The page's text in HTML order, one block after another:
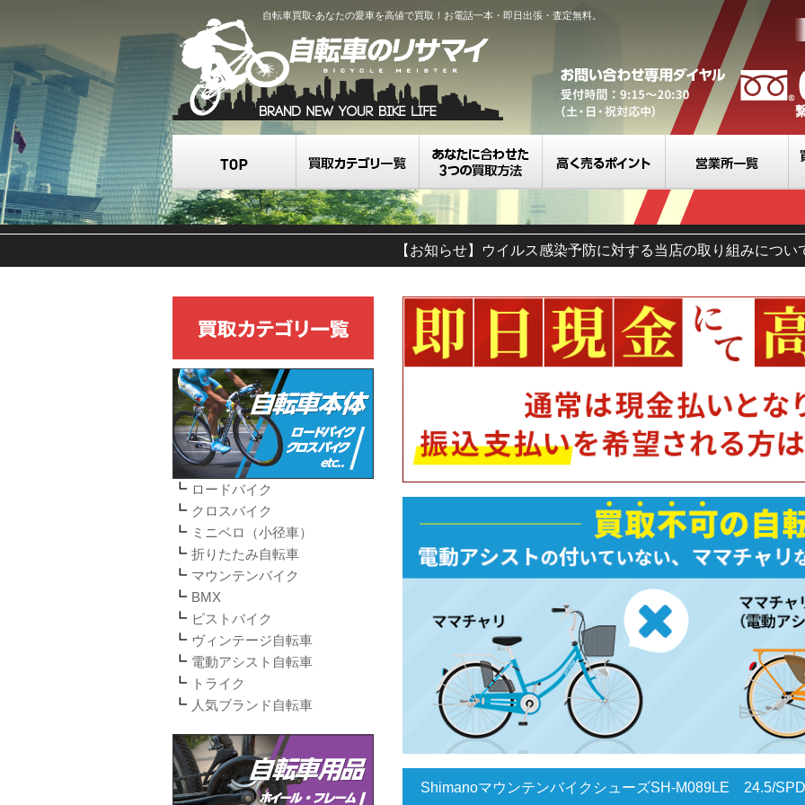
自転車買取-あなたの愛車を高値で買取！お電話一本・即日出張・査定無料。
【お知らせ】ウイルス感染予防に対する当店の取り組みについ
ShimanoマウンテンバイクシューズSH-M089LE 24.5/SPD
ロードバイク
クロスバイク
ミニベロ（小径車）
折りたたみ自転車
マウンテンバイク
BMX
ピストバイク
ヴィンテージ自転車
電動アシスト自転車
トライク
人気ブランド自転車